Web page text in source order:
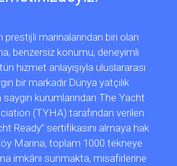
prestijli marinalarından biri olan
benzersiz konumu, deneyimli
hizmet anlayışıyla uluslararası
bir markadır.Dünya yatçılık
kurumlarından The Yacht
(TYHA) tarafından verilen
Ready” sertifikasını almaya hak
Marina, toplam 1000 tekneye
imkânı sunmakta, misafirlerine